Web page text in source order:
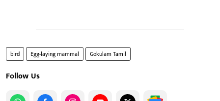
bird Egg-laying mammal Gokulam Tamil
Follow Us